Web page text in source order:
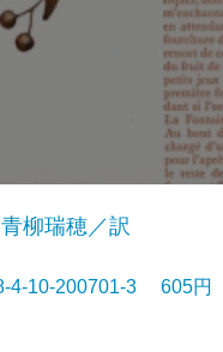
柳瑞穂／訳
4-10-200701-3 605円